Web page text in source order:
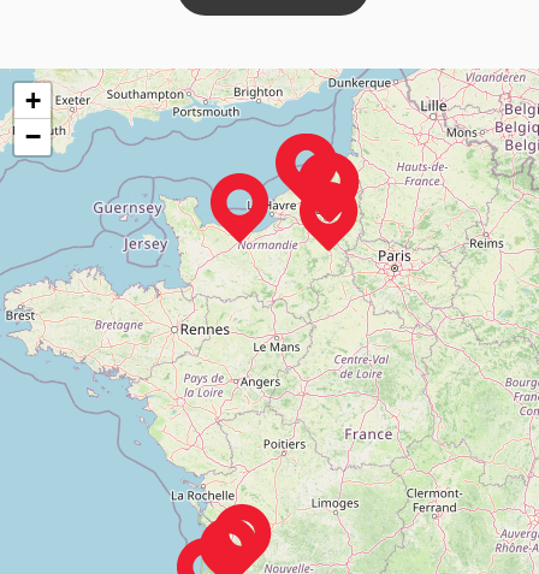
+
−